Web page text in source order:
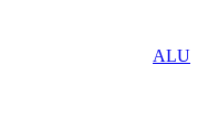
ALU